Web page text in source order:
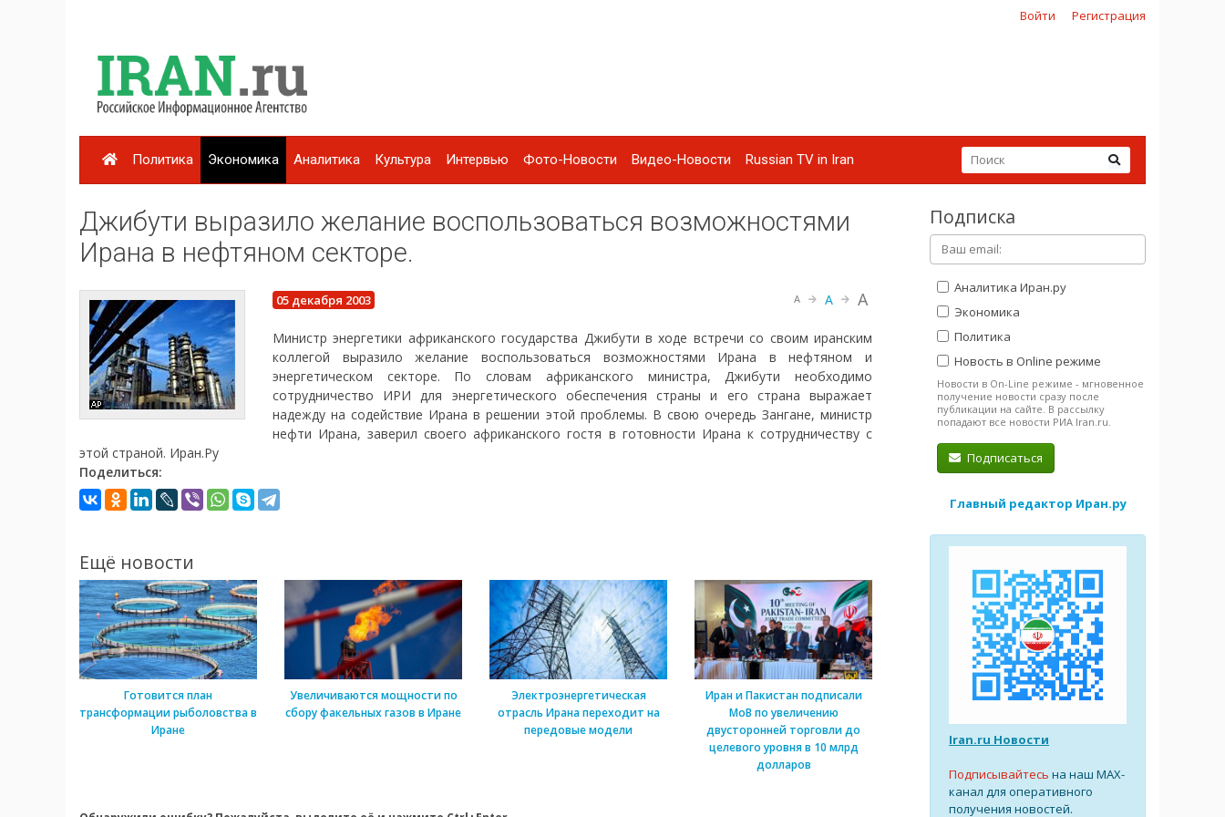
Войти Регистрация
Политика Экономика Аналитика Культура Интервью Фото-Новости Видео-Новости Russian TV in Iran
Джибути выразило желание воспользоваться возможностями
Ирана в нефтяном секторе.
05 декабря 2003 A A A
Министр энергетики африканского государства Джибути в ходе встречи со своим иранским
коллегой выразило желание воспользоваться возможностями Ирана в нефтяном и
энергетическом секторе. По словам африканского министра, Джибути необходимо
сотрудничество ИРИ для энергетического обеспечения страны и его страна выражает
надежду на содействие Ирана в решении этой проблемы. В свою очередь Зангане, министр
нефти Ирана, заверил своего африканского гостя в готовности Ирана к сотрудничеству с
этой страной. Иран.Ру
Поделиться:
Ещё новости
Готовится план
трансформации рыболовства в
Иране
Увеличиваются мощности по
сбору факельных газов в Иране
Электроэнергетическая
отрасль Ирана переходит на
передовые модели
Иран и Пакистан подписали
МоВ по увеличению
двусторонней торговли до
целевого уровня в 10 млрд
долларов
Подписка
Аналитика Иран.ру
Экономика
Политика
Новость в Online режиме
Новости в On-Line режиме - мгновенное
получение новости сразу после
публикации на сайте. В рассылку
попадают все новости РИА Iran.ru.
Подписаться
Главный редактор Иран.ру
Iran.ru Новости
Подписывайтесь на наш MAX-
канал для оперативного
получения новостей.